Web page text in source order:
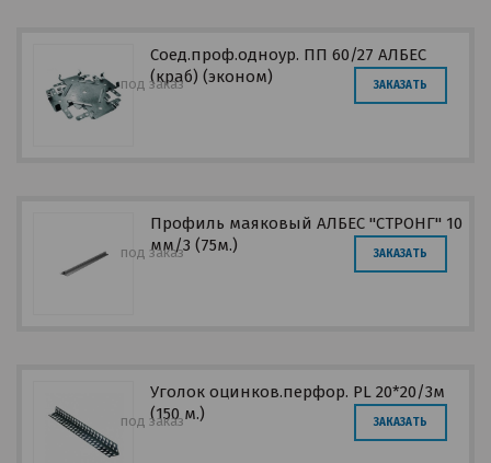
Соед.проф.одноур. ПП 60/27 АЛБЕС
(краб) (эконом)
под заказ ЗАКАЗАТЬ
Профиль маяковый АЛБЕС "СТРОНГ" 10
мм/3 (75м.)
под заказ ЗАКАЗАТЬ
Уголок оцинков.перфор. PL 20*20/3м
(150 м.)
под заказ ЗАКАЗАТЬ